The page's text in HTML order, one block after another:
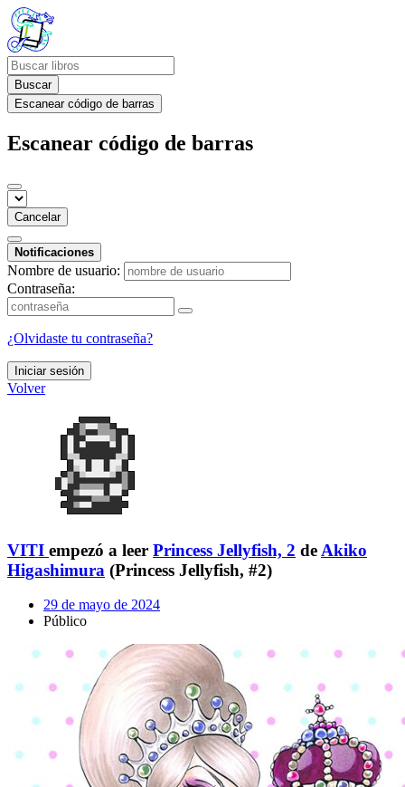
Buscar
Escanear código de barras
Escanear código de barras
Cancelar
Notificaciones
Nombre de usuario:
Contraseña:
¿Olvidaste tu contraseña?
Iniciar sesión
Volver
VITI empezó a leer Princess Jellyfish, 2 de Akiko
Higashimura (Princess Jellyfish, #2)
29 de mayo de 2024
Público